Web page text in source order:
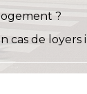
?
cas de loyers